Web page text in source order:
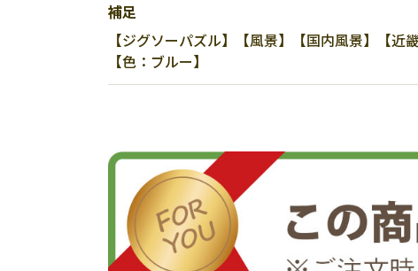
補足
【ジグソーパズル】【風景】【国内風景】【
【色：ブルー】